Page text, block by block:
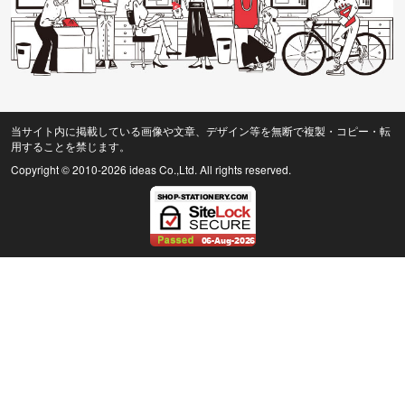
当サイト内に掲載している画像や文章、デザイン等を無断で複製・コピー・転
用することを禁じます。
Copyright © 2010-2026 ideas Co.,Ltd. All rights reserved.